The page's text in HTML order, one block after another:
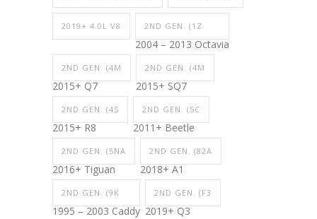
2019+ 4.0L V8 2ND GEN. (1Z
2004 – 2013 Octavia
2ND GEN. (4M
2015+ Q7
2ND GEN. (4M
2015+ SQ7
2ND GEN. (4S
2015+ R8
2ND GEN. (5C
2011+ Beetle
2ND GEN. (5NA
2016+ Tiguan
2ND GEN. (82A
2018+ A1
2ND GEN. (9K
1995 – 2003 Caddy
2ND GEN. (F3
2019+ Q3